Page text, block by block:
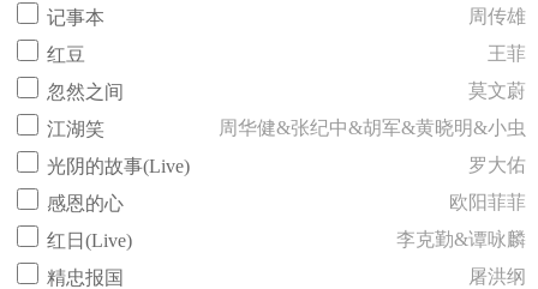
记事本
周传雄
红豆
王菲
忽然之间
莫文蔚
江湖笑
周华健&张纪中&胡军&黄晓明&小虫
光阴的故事(Live)
罗大佑
感恩的心
欧阳菲菲
红日(Live)
李克勤&谭咏麟
精忠报国
屠洪纲